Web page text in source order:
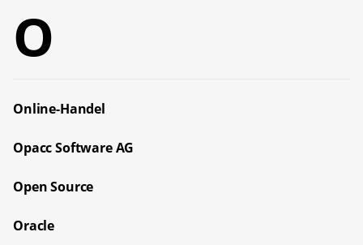
O
Online-Handel
Opacc Software AG
Open Source
Oracle